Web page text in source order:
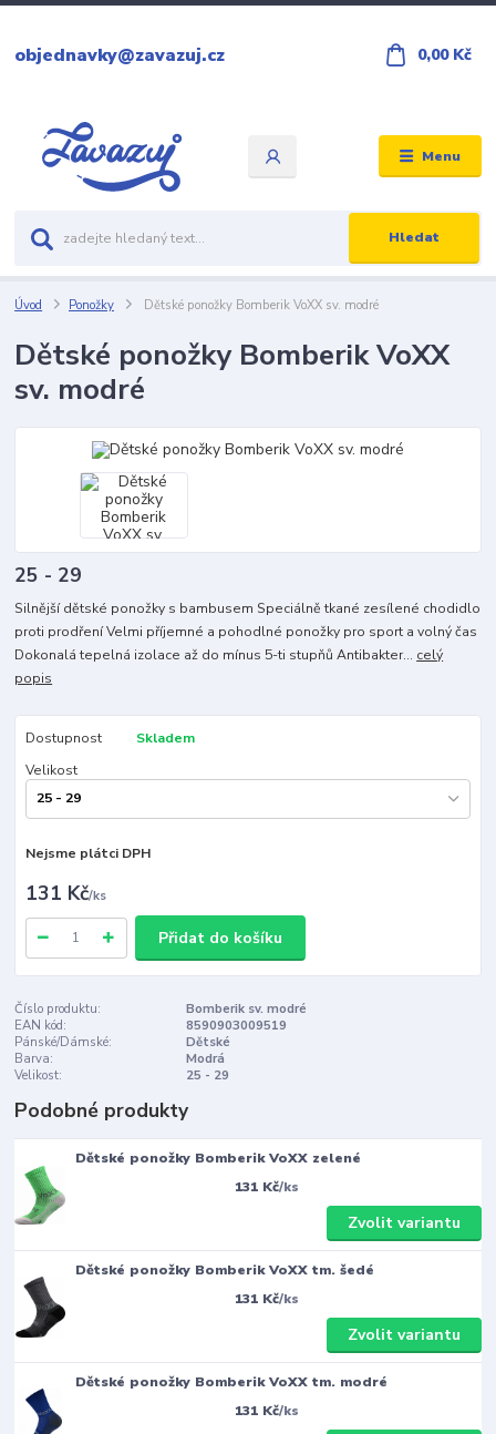
Menu
Hledat
objednavky@zavazuj.cz 0,00 Kč
Úvod Ponožky Dětské ponožky Bomberik VoXX sv. modré
Dětské ponožky Bomberik VoXX
sv. modré
25 - 29
Silnější dětské ponožky s bambusem Speciálně tkané zesílené chodidlo
proti prodření Velmi příjemné a pohodlné ponožky pro sport a volný čas
Dokonalá tepelná izolace až do mínus 5-ti stupňů Antibakter... celý
popis
Dostupnost
Skladem
Velikost
Nejsme plátci DPH
131 Kč/ks
Přidat do košíku
Číslo produktu:
Bomberik sv. modré
EAN kód:
8590903009519
Pánské/Dámské:
Dětské
Barva:
Modrá
Velikost:
25 - 29
Podobné produkty
Dětské ponožky Bomberik VoXX zelené
131 Kč/ks
Zvolit variantu
Dětské ponožky Bomberik VoXX tm. šedé
131 Kč/ks
Zvolit variantu
Dětské ponožky Bomberik VoXX tm. modré
131 Kč/ks